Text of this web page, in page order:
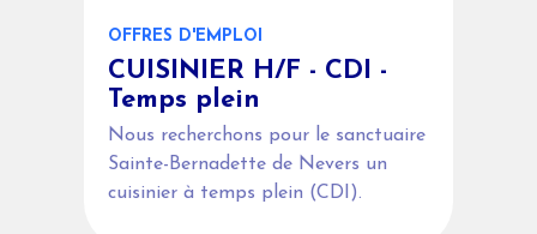
OFFRES D'EMPLOI
CUISINIER H/F - CDI -
Temps plein
Nous recherchons pour le sanctuaire
Sainte-Bernadette de Nevers un
cuisinier à temps plein (CDI).